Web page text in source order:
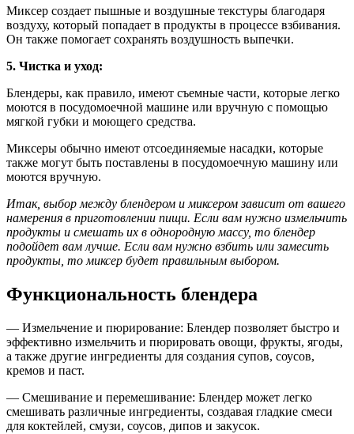
Миксер создает пышные и воздушные текстуры благодаря
воздуху, который попадает в продукты в процессе взбивания.
Он также помогает сохранять воздушность выпечки.
5. Чистка и уход:
Блендеры, как правило, имеют съемные части, которые легко
моются в посудомоечной машине или вручную с помощью
мягкой губки и моющего средства.
Миксеры обычно имеют отсоединяемые насадки, которые
также могут быть поставлены в посудомоечную машину или
моются вручную.
Итак, выбор между блендером и миксером зависит от вашего
намерения в приготовлении пищи. Если вам нужно измельчить
продукты и смешать их в однородную массу, то блендер
подойдет вам лучше. Если вам нужно взбить или замесить
продукты, то миксер будет правильным выбором.
Функциональность блендера
— Измельчение и пюрирование: Блендер позволяет быстро и
эффективно измельчить и пюрировать овощи, фрукты, ягоды,
а также другие ингредиенты для создания супов, соусов,
кремов и паст.
— Смешивание и перемешивание: Блендер может легко
смешивать различные ингредиенты, создавая гладкие смеси
для коктейлей, смузи, соусов, дипов и закусок.